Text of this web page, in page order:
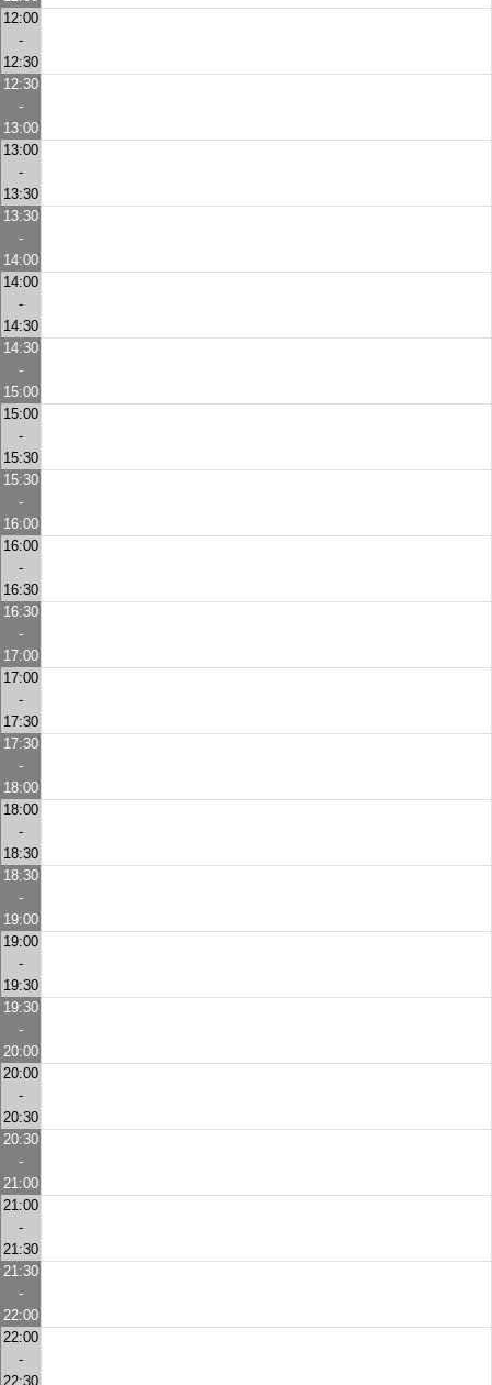
12:00
-
12:30
12:30
-
13:00
13:00
-
13:30
13:30
-
14:00
14:00
-
14:30
14:30
-
15:00
15:00
-
15:30
15:30
-
16:00
16:00
-
16:30
16:30
-
17:00
17:00
-
17:30
17:30
-
18:00
18:00
-
18:30
18:30
-
19:00
19:00
-
19:30
19:30
-
20:00
20:00
-
20:30
20:30
-
21:00
21:00
-
21:30
21:30
-
22:00
22:00
-
22:30